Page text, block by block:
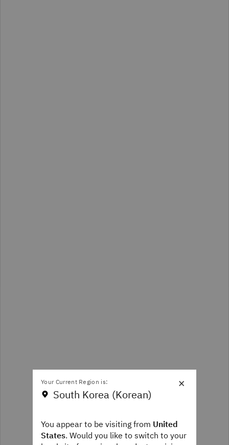
×
Your Current Region is:
South Korea (Korean)
You appear to be visiting from United
States. Would you like to switch to your